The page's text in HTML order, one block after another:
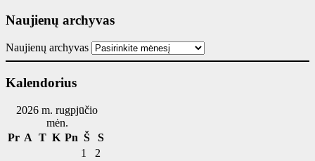
Naujienų archyvas
Naujienų archyvas
Kalendorius
2026 m. rugpjūčio
mėn.
Pr A T K Pn Š
S
1
2